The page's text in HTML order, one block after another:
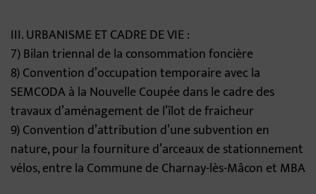
III. URBANISME ET CADRE DE VIE :
7) Bilan triennal de la consommation foncière
8) Convention d’occupation temporaire avec la
SEMCODA à la Nouvelle Coupée dans le cadre des
travaux d’aménagement de l’îlot de fraicheur
9) Convention d’attribution d’une subvention en
nature, pour la fourniture d’arceaux de stationnement
vélos, entre la Commune de Charnay-lès-Mâcon et MBA